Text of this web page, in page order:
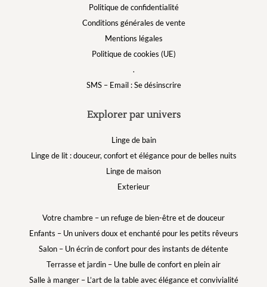
Politique de confidentialité
Conditions générales de vente
Mentions légales
Politique de cookies (UE)
.
SMS – Email : Se désinscrire
Explorer par univers
Linge de bain
Linge de lit : douceur, confort et élégance pour de belles nuits
Linge de maison
Exterieur
Votre chambre – un refuge de bien-être et de douceur
Enfants – Un univers doux et enchanté pour les petits rêveurs
Salon – Un écrin de confort pour des instants de détente
Terrasse et jardin – Une bulle de confort en plein air
Salle à manger – L’art de la table avec élégance et convivialité